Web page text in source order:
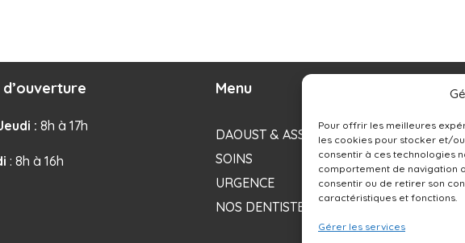
Pour offrir les meilleures
les cookies pour stocker et/
consentir à ces technologies
comportement de navigation
consentir ou de retirer son
caractéristiques et fonctions.
Gérer les services
: 8h à 17h
: 8h à 16h
Menu
DAOUST & ASSOCIÉS
SOINS
URGENCE
NOS DENTISTES